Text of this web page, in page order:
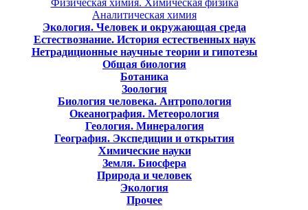
Аналитическая химия
Экология. Человек и окружающая среда
Естествознание. История естественных наук
Нетрадиционные научные теории и гипотезы
Общая биология
Ботаника
Зоология
Биология человека. Антропология
Океанография. Метеорология
Геология. Минералогия
География. Экспедиции и открытия
Химические науки
Земля. Биосфера
Природа и человек
Экология
Прочее